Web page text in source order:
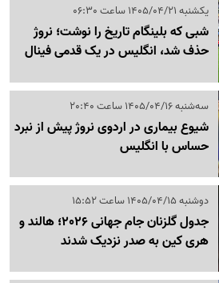
یکشنبه 1405/04/21 ساعت 06:30
شبی که بلینگام تاریخ را نوشت؛ نروژ
حذف شد، انگلیس در یک قدمی فینال
سه‌شنبه 1405/04/16 ساعت 20:40
شیوع بیماری در اردوی نروژ پیش از نبرد
حساس با انگلیس
دوشنبه 1405/04/15 ساعت 15:52
جدول گلزنان جام جهانی 2026؛ هالند و
هری کین به صدر نزدیک شدند